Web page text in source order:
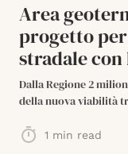
Area
progetto
stradale con
Dalla Regione 2
della nuova viabilità
1 min read